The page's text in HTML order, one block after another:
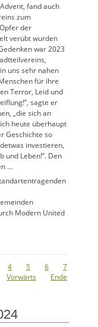
fand auch
zum
der
verübt wurden
war 2023
uns sehr nahen
für ihre
Terror, Leid und
sagte er
„die sich an
heute überhaupt
Geschichte so
investieren,
und Leben!”. Den
…
Modern United
4 5 6
7
Vorwärts
Ende